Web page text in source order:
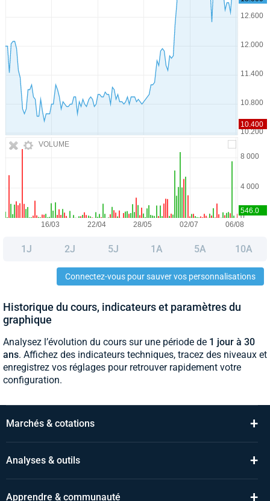
VOLUME
1J 2J 5J 1A 5A 10A
Connectez-vous pour sauver vos personnalisations
Historique du cours, indicateurs et paramètres du
graphique
Analysez l’évolution du cours sur une période de 1 jour à 30
ans. Affichez des indicateurs techniques, tracez des niveaux et
enregistrez vos réglages pour retrouver rapidement votre
configuration.
Marchés & cotations +
Analyses & outils +
Apprendre & communauté +